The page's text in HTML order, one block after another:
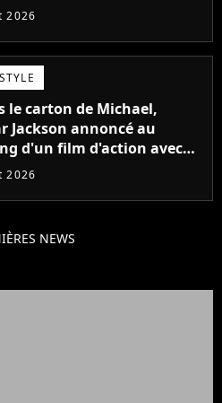
2026
le carton de Michael,
Jackson annoncé au
d'un film d'action avec
2026
NEWS